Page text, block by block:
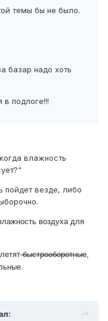
темы бы не было.
базар надо хоть
подлоге!!!
влажность
пойдет везде, либо
воздуха для
быстрооборотные,